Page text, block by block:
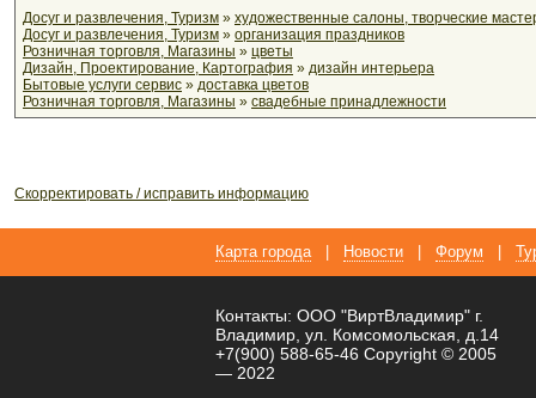
Досуг и развлечения, Туризм » художественные салоны, творческие
Досуг и развлечения, Туризм » организация праздников
Розничная торговля, Магазины » цветы
Дизайн, Проектирование, Картография » дизайн интерьера
Бытовые услуги сервис » доставка цветов
Розничная торговля, Магазины » свадебные принадлежности
Скорректировать / исправить информацию
Карта города Новости Форум
Контакты: ООО "ВиртВладимир" г.
Владимир, ул. Комсомольская, д.14
+7(900) 588-65-46 Copyright © 2005
— 2022